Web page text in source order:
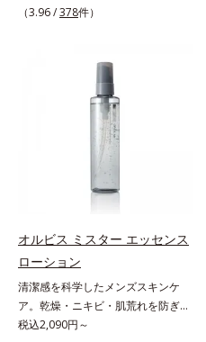
出液、スイカズラエキス配合＝角層
がおきないというわけではありませ
下地。“塗るたび高まる、素肌の美
る小ジワをカバーしてハリ肌に整え
る高機能化粧下地毛穴や小ジワの凹
凸をつるんとなめらかに(*1)。スキ
ンケア発想の化粧下地です。保湿成
分が肌全層(*2)に働きかけて、肌の
うるおいをグンとアップ＆リッチな
クリームのようにぴたっと密着。乾
燥による小ジワを目立たなく(*1)
す。むやみに隠すのではなくふわり
アのW効果で軽やかな美肌を印象づ
けます。紫外線吸収剤フリーなのに
高SPF値、さらにスキンプロテクト
複合成分(*3)が、ブルーライト、紫
（3.96 /378件）
オルビス ミスター エッセンス
ローション
清潔感を科学したメンズスキンケ
ア。乾燥・ニキビ・肌荒れを防ぎハ
リ・ツヤのある、好印象な清潔透明
税込2,090円～